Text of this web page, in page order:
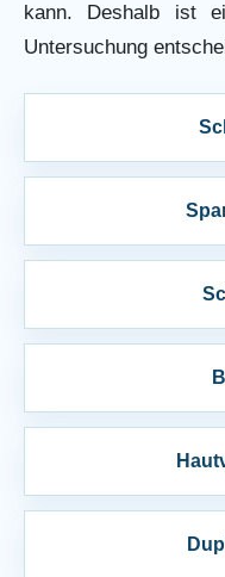
kann. Deshalb ist
Untersuchung